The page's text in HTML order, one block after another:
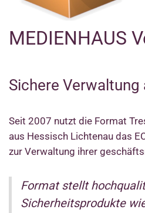
MEDIENHAUS
Sichere
Seit 2007 nutzt die Format
aus Hessisch Lichtenau das
zur Verwaltung ihrer
Format stellt
Sicherheitsprodukte